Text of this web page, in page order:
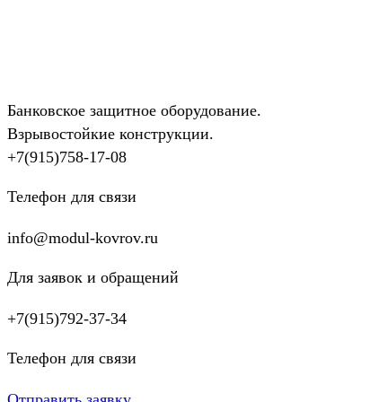
Банковское защитное оборудование.
Взрывостойкие конструкции.
+7(915)758-17-08
Телефон для связи
info@modul-kovrov.ru
Для заявок и обращений
+7(915)792-37-34
Телефон для связи